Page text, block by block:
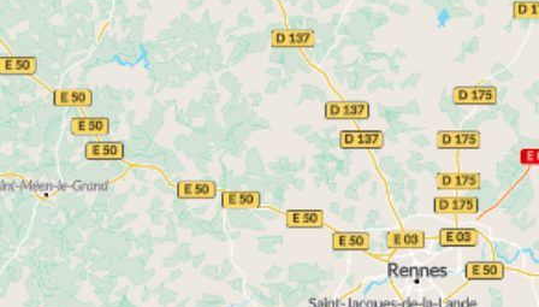
Sur le plan financier, l’immobilier neuf offre des
avantages concrets :frais de notaire réduits,
garanties(décennale, biennale, parfait achèvement)
et, selon les situations, éligibilité à certains
dispositifs d’aide à l’achat.
Quelles villes privilégier pour s’installer
ou investir en Loire-Atlantique ?